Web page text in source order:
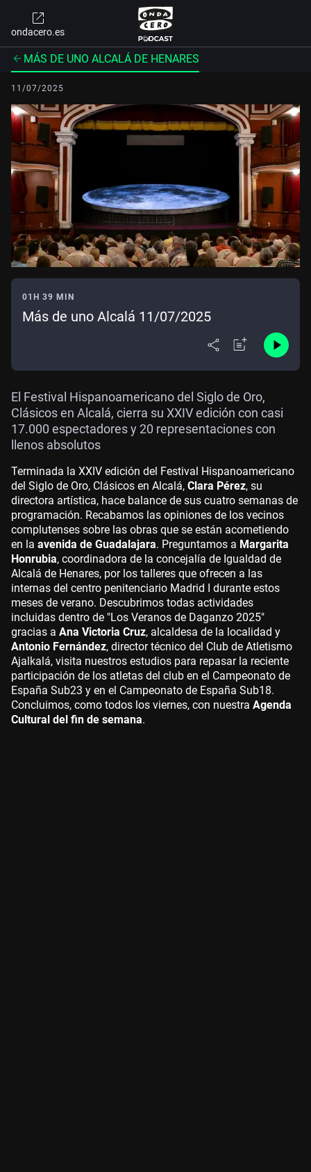
ondacero.es
MÁS DE UNO ALCALÁ DE HENARES
11/07/2025
01H 39 MIN
Más de uno Alcalá 11/07/2025
El Festival Hispanoamericano del Siglo de Oro,
Clásicos en Alcalá, cierra su XXIV edición con casi
17.000 espectadores y 20 representaciones con
llenos absolutos
Terminada la XXIV edición del Festival Hispanoamericano
del Siglo de Oro, Clásicos en Alcalá, Clara Pérez, su
directora artística, hace balance de sus cuatro semanas de
programación. Recabamos las opiniones de los vecinos
complutenses sobre las obras que se están acometiendo
en la avenida de Guadalajara. Preguntamos a Margarita
Honrubia, coordinadora de la concejalía de Igualdad de
Alcalá de Henares, por los talleres que ofrecen a las
internas del centro penitenciario Madrid I durante estos
meses de verano. Descubrimos todas actividades
incluidas dentro de "Los Veranos de Daganzo 2025"
gracias a Ana Victoria Cruz, alcaldesa de la localidad y
Antonio Fernández, director técnico del Club de Atletismo
Ajalkalá, visita nuestros estudios para repasar la reciente
participación de los atletas del club en el Campeonato de
España Sub23 y en el Campeonato de España Sub18.
Concluimos, como todos los viernes, con nuestra Agenda
Cultural del fin de semana.